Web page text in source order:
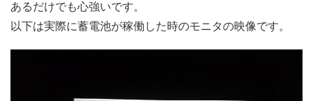
あるだけでも心強いです。
以下は実際に蓄電池が稼働した時のモニタの映像です。